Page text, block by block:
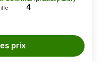
prix